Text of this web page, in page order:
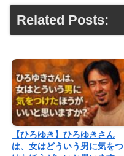
Related Posts:
【ひろゆき】ひろゆきさん
は、女はどういう男に気をつ